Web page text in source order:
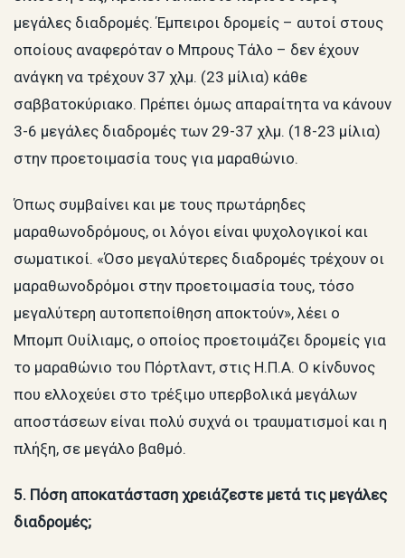
μεγάλες διαδρομές. Έμπειροι δρομείς – αυτοί στους
οποίους αναφερόταν ο Μπρους Τάλο – δεν έχουν
ανάγκη να τρέχουν 37 χλμ. (23 μίλια) κάθε
σαββατοκύριακο. Πρέπει όμως απαραίτητα να κάνουν
3-6 μεγάλες διαδρομές των 29-37 χλμ. (18-23 μίλια)
στην προετοιμασία τους για μαραθώνιο.
Όπως συμβαίνει και με τους πρωτάρηδες
μαραθωνοδρόμους, οι λόγοι είναι ψυχολογικοί και
σωματικοί. «Όσο μεγαλύτερες διαδρομές τρέχουν οι
μαραθωνοδρόμοι στην προετοιμασία τους, τόσο
μεγαλύτερη αυτοπεποίθηση αποκτούν», λέει ο
Μπομπ Ουίλιαμς, ο οποίος προετοιμάζει δρομείς για
το μαραθώνιο του Πόρτλαντ, στις Η.Π.Α. Ο κίνδυνος
που ελλοχεύει στο τρέξιμο υπερβολικά μεγάλων
αποστάσεων είναι πολύ συχνά οι τραυματισμοί και η
πλήξη, σε μεγάλο βαθμό.
5. Πόση αποκατάσταση χρειάζεστε μετά τις μεγάλες
διαδρομές;